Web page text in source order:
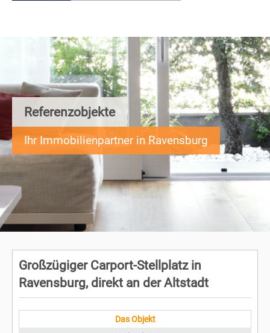
Referenzobjekte
Ihr Immobilienpartner in Ravensburg
Großzügiger Carport-Stellplatz in
Ravensburg, direkt an der Altstadt
Das Objekt